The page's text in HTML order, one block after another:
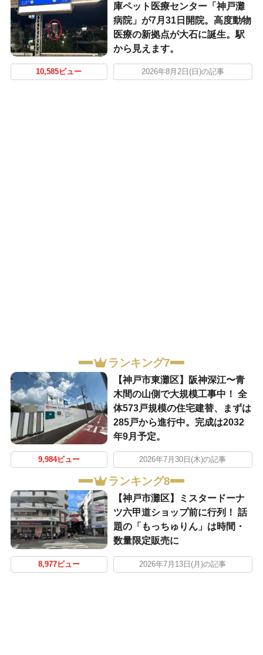
庫ペット医療センター「神戸灘
病院」が7月31日開院。高度動物
医療の新拠点が大石に誕生。駅
から見えます。
10,585ビュー 2026年8月2日(日)の記事
ランキング7
【神戸市東灘区】阪神深江〜青
木間の山側で大規模工事中！ 全
体573戸規模の住宅建替、まずは
285戸から進行中。完成は2032
年9月予定。
9,984ビュー 2026年7月30日(木)の記事
ランキング8
【神戸市灘区】ミスタードーナ
ツ六甲道ショップ前に行列！ 話
題の「もっちゅりん」は時間・
数量限定販売に
8,977ビュー 2026年7月13日(月)の記事